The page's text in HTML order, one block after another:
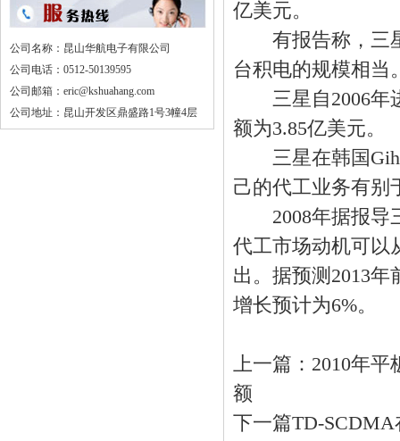
公司名称：昆山华航电子有限公司
公司电话：0512-50139595
公司邮箱：eric@kshuahang.com
公司地址：昆山开发区鼎盛路1号3幢4层
亿美元。
有报告称，三星
台积电的规模相当
三星自2006年进
额为3.85亿美元。
三星在韩国
己的代工业务有别
2008年据报导三
代工市场动机可以
出。据预测2013
增长预计为6%。
上一篇： 2010年平
额
下一篇TD-